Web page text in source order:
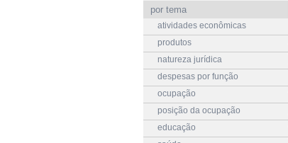
por tema
atividades econômicas
produtos
natureza jurídica
despesas por função
ocupação
posição da ocupação
educação